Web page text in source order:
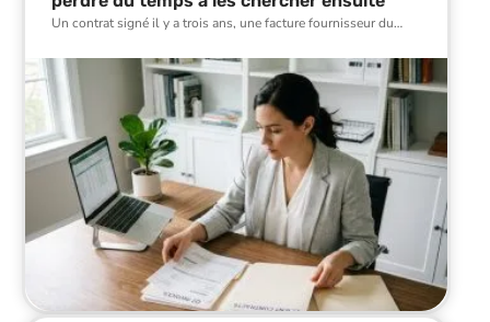
Un contrat signé il y a trois ans, une facture fournisseur du…